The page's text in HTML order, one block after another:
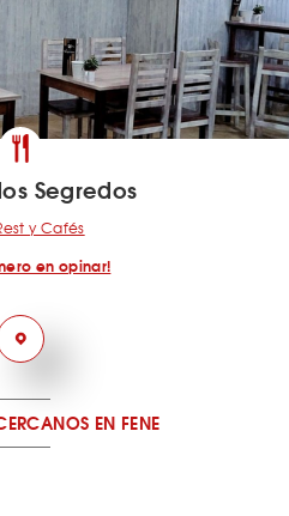
Segredos
y Cafés
en opinar!
EN FENE